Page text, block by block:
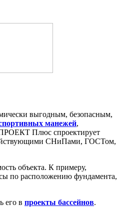
выгодным, безопасным,
манежей,
Плюс спроектирует
действующими СНиПами, ГОСТом,
объекта. К примеру,
по расположению фундамента,
его в проекты бассейнов.